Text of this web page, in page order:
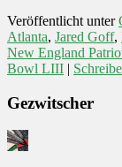
Veröffentlicht unter
Atlanta, Jared Goff,
New England
Bowl LIII |
Gezwitscher